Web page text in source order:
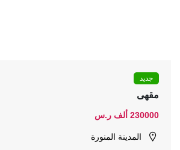
جديد
مقهى
230000 ألف ر.س
المدينة المنورة